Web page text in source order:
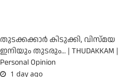
തുടക്കക്കാര്‍ കിടുക്കി, വിസ്മയ
ഇനിയും തുടരും... | THUDAKKAM |
Personal Opinion
1 day ago